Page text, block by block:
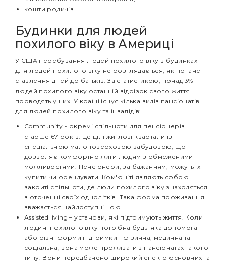
кошти родичів.
Будинки для людей
похилого віку в Америці
У США перебування людей похилого віку в будинках
для людей похилого віку не розглядається, як погане
ставлення дітей до батьків. За статистикою, понад 3%
людей похилого віку останній відрізок свого життя
проводять у них. У країні існує кілька видів пансіонатів
для людей похилого віку та інвалідів:
Community - окремі спільноти для пенсіонерів
старше 67 років. Це цілі житлові квартали із
спеціальною малоповерховою забудовою, що
дозволяє комфортно жити людям з обмеженими
можливостями. Пенсіонери, за бажанням, можуть їх
купити чи орендувати. Ком'юніті являють собою
закриті спільноти, де люди похилого віку знаходяться
в оточенні своїх однолітків. Така форма проживання
вважається найдоступнішою.
Assisted living – установи, які підтримують життя. Коли
людині похилого віку потрібна будь-яка допомога
або різні форми підтримки - фізична, медична та
соціальна, вона може проживати в пансіонатах такого
типу. Вони передбачено широкий спектр основних та